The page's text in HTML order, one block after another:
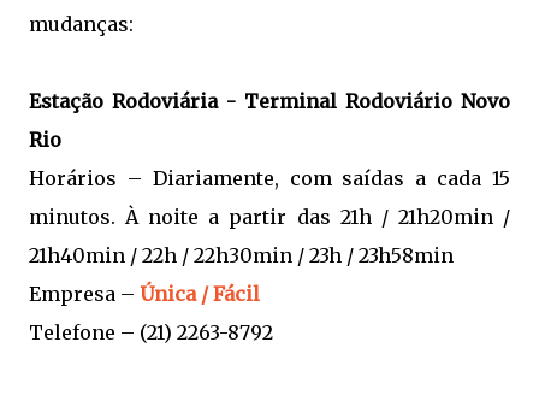
mudanças:
Estação Rodoviária - Terminal Rodoviário Novo
Rio
Horários – Diariamente, com saídas a cada 15
minutos. À noite a partir das 21h / 21h20min /
21h40min / 22h / 22h30min / 23h / 23h58min
Empresa – Única / Fácil
Telefone – (21) 2263-8792